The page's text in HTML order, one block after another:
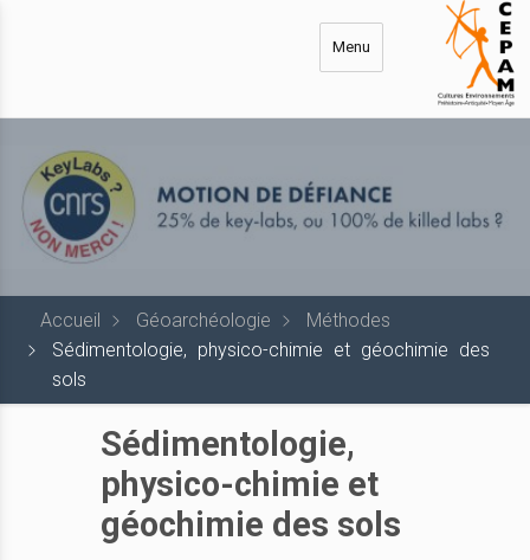
Menu
Accueil Géoarchéologie
Méthodes
Sédimentologie, physico-chimie et géochimie des
sols
Sédimentologie,
physico-chimie et
géochimie des sols